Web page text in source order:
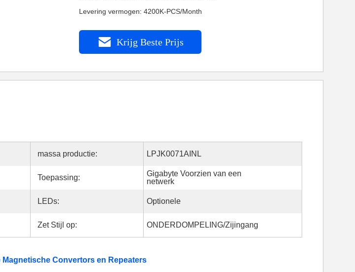
Levering vermogen: 4200K-PCS/Month
Krijg Beste Prijs
massa productie: LPJK0071AINL
Toepassing:
Gigabyte Voorzien van een
netwerk
LEDs: Optionele
Zet Stijl op: ONDERDOMPELING/Zijingang
Convertors en Repeaters